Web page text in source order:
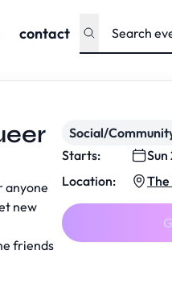
contact
anyone
new
friends
Social/
Starts:
Sun
Location:
The
dam